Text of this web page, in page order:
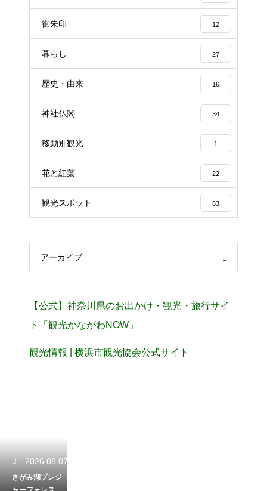
御朱印 12
暮らし 27
歴史・由来 16
神社仏閣 34
移動別観光 1
花と紅葉 22
観光スポット 63
アーカイブ
【公式】神奈川県のお出かけ・観光・旅行サイ
ト「観光かながわNOW」
観光情報 | 横浜市観光協会公式サイト
2026.08.07
さがみ湖プレジ